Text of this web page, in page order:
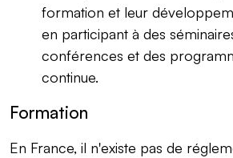
formation et leur
en participant à des
conférences et des
continue.
Formation
En France, il n'existe pas de